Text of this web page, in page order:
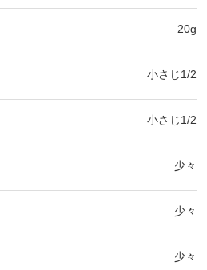
20g
小さじ1/2
小さじ1/2
少々
少々
少々